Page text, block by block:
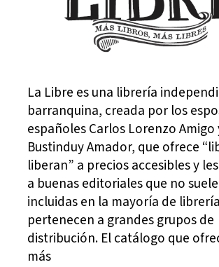
La Libre es una librería
barranquina, creada por los
españoles Carlos Lorenzo Amigo
Bustinduy Amador, que ofrece
liberan” a precios accesibles y
a buenas editoriales que no
incluidas en la mayoría de
pertenecen a grandes grupos de
distribución. El catálogo que
más